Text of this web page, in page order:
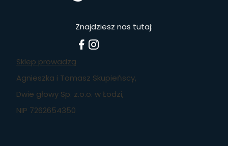
Znajdziesz nas tutaj:
Sklep prowadzą
Agnieszka i Tomasz Skupieńscy,
Dwie głowy Sp. z.o.o. w Łodzi,
NIP 7262654350